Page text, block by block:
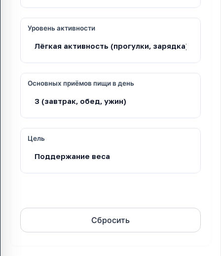
Уровень активности
Основных приёмов пищи в день
Цель
Сбросить